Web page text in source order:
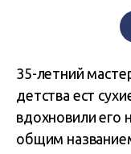
35-летний
детства ест
вдохновили его
общим